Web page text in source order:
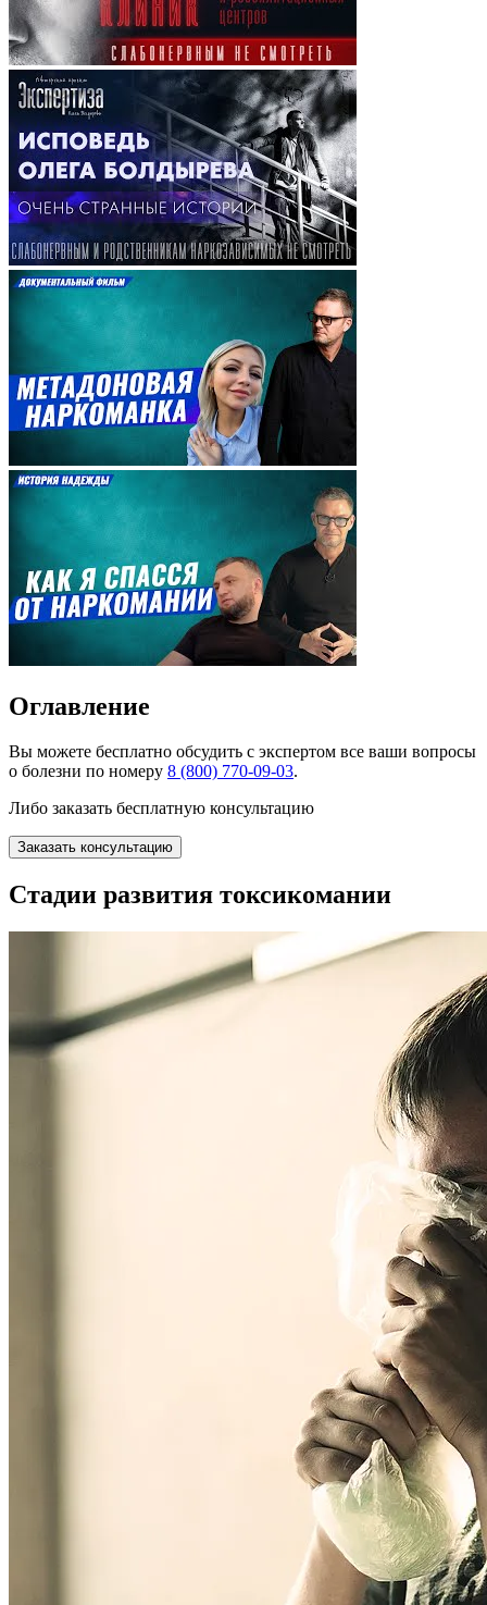
Оглавление
Вы можете бесплатно обсудить с экспертом все ваши вопросы
о болезни по номеру 8 (800) 770-09-03.
Либо заказать бесплатную консультацию
Заказать консультацию
Стадии развития токсикомании